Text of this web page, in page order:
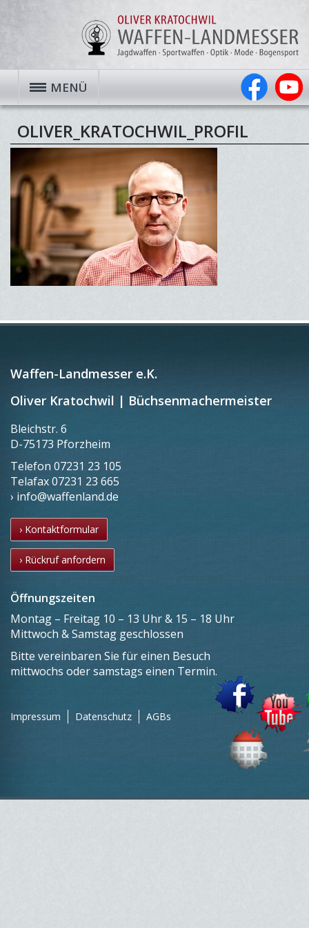
MENÜ
OLIVER_KRATOCHWIL_PROFIL
Waffen-Landmesser e.K.
Oliver Kratochwil | Büchsenmachermeister
Bleichstr. 6
D-75173 Pforzheim
Telefon 07231 23 105
Telafax07231 23 665
› info@waffenland.de
› Kontaktformular
› Rückruf anfordern
Öffnungszeiten
Montag – Freitag 10 – 13 Uhr & 15 – 18 Uhr
Mittwoch & Samstag geschlossen
Bitte vereinbaren Sie für einen Besuch
mittwochs oder samstags einen Termin.
Impressum Datenschutz AGBs